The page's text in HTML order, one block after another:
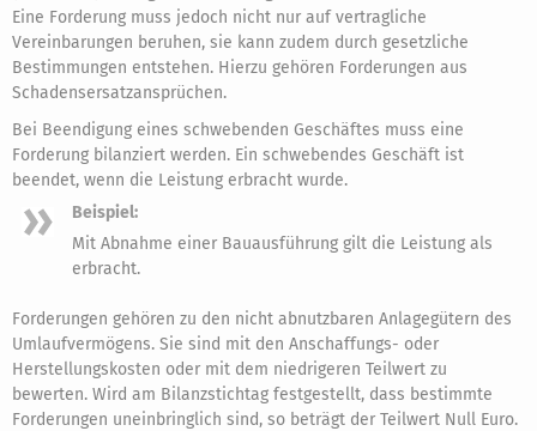
Eine Forderung muss jedoch nicht nur auf vertragliche
Vereinbarungen beruhen, sie kann zudem durch gesetzliche
Bestimmungen entstehen. Hierzu gehören Forderungen aus
Schadensersatzansprüchen.
Bei Beendigung eines schwebenden Geschäftes muss eine
Forderung bilanziert werden. Ein schwebendes Geschäft ist
beendet, wenn die Leistung erbracht wurde.
Beispiel:
Mit Abnahme einer Bauausführung gilt die Leistung als
erbracht.
Forderungen gehören zu den nicht abnutzbaren Anlagegütern des
Umlaufvermögens. Sie sind mit den Anschaffungs- oder
Herstellungskosten oder mit dem niedrigeren Teilwert zu
bewerten. Wird am Bilanzstichtag festgestellt, dass bestimmte
Forderungen uneinbringlich sind, so beträgt der Teilwert Null Euro.